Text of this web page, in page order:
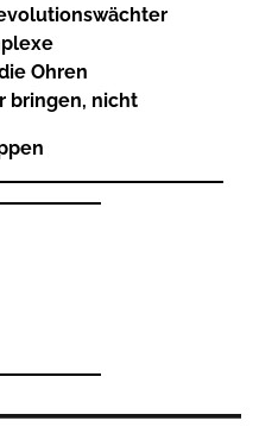
Ohren
bringen, nicht